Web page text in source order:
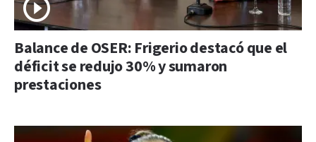
Balance de OSER: Frigerio destacó que el
déficit se redujo 30% y sumaron
prestaciones